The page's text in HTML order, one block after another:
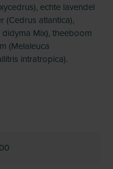
echte lavendel
(Cedrus atlantica),
Mix), theeboom
(Melaleuca
intratropica).